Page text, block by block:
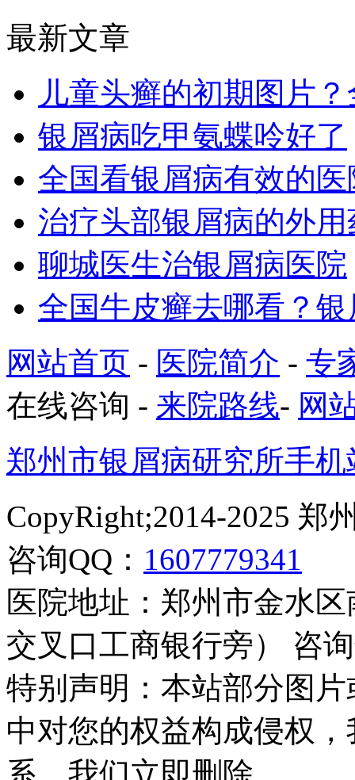
最新文章
儿童头癣的初期图片
银屑病吃甲氨蝶呤好了
全国看银屑病有效的医
治疗头部银屑病的外用
聊城医生治银屑病医院
全国牛皮癣去哪看？
网站首页 - 医院简介 - 专
在线咨询 - 来院路线- 网
郑州市银屑病研究所手机
CopyRight;2014-2025 郑
咨询QQ： 1607779341
医院地址：郑州市金水
交叉口工商银行旁） 咨
特别声明：本站部分图
中对您的权益构成侵权
系，我们立即删除。